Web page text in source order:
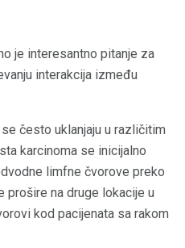
je interesantno pitanje za
interakcija između
često uklanjaju u različitim
karcinoma se inicijalno
limfne čvorove preko
prošire na druge lokacije u
kod pacijenata sa rakom